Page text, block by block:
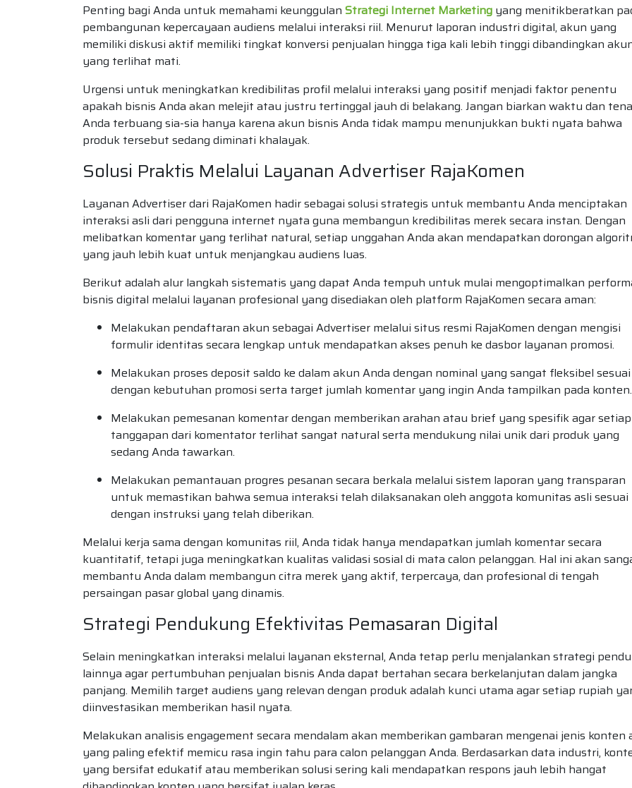
Penting bagi Anda untuk memahami keunggulan Strategi Internet Marketing yang menitikberatkan
pembangunan kepercayaan audiens melalui interaksi riil. Menurut laporan industri digital, akun yang
memiliki diskusi aktif memiliki tingkat konversi penjualan hingga tiga kali lebih tinggi dibandingkan
yang terlihat mati.
Urgensi untuk meningkatkan kredibilitas profil melalui interaksi yang positif menjadi faktor penentu
apakah bisnis Anda akan melejit atau justru tertinggal jauh di belakang. Jangan biarkan waktu dan
Anda terbuang sia-sia hanya karena akun bisnis Anda tidak mampu menunjukkan bukti nyata bahwa
produk tersebut sedang diminati khalayak.
Solusi Praktis Melalui Layanan Advertiser RajaKomen
Layanan Advertiser dari RajaKomen hadir sebagai solusi strategis untuk membantu Anda menciptakan
interaksi asli dari pengguna internet nyata guna membangun kredibilitas merek secara instan. Dengan
melibatkan komentar yang terlihat natural, setiap unggahan Anda akan mendapatkan dorongan
yang jauh lebih kuat untuk menjangkau audiens luas.
Berikut adalah alur langkah sistematis yang dapat Anda tempuh untuk mulai mengoptimalkan
bisnis digital melalui layanan profesional yang disediakan oleh platform RajaKomen secara aman:
Melakukan pendaftaran akun sebagai Advertiser melalui situs resmi RajaKomen dengan mengisi
formulir identitas secara lengkap untuk mendapatkan akses penuh ke dasbor layanan promosi.
Melakukan proses deposit saldo ke dalam akun Anda dengan nominal yang sangat fleksibel sesuai
dengan kebutuhan promosi serta target jumlah komentar yang ingin Anda tampilkan pada konten.
Melakukan pemesanan komentar dengan memberikan arahan atau brief yang spesifik agar setiap
tanggapan dari komentator terlihat sangat natural serta mendukung nilai unik dari produk yang
sedang Anda tawarkan.
Melakukan pemantauan progres pesanan secara berkala melalui sistem laporan yang transparan
untuk memastikan bahwa semua interaksi telah dilaksanakan oleh anggota komunitas asli sesuai
dengan instruksi yang telah diberikan.
Melalui kerja sama dengan komunitas riil, Anda tidak hanya mendapatkan jumlah komentar secara
kuantitatif, tetapi juga meningkatkan kualitas validasi sosial di mata calon pelanggan. Hal ini akan
membantu Anda dalam membangun citra merek yang aktif, terpercaya, dan profesional di tengah
persaingan pasar global yang dinamis.
Strategi Pendukung Efektivitas Pemasaran Digital
Selain meningkatkan interaksi melalui layanan eksternal, Anda tetap perlu menjalankan strategi
lainnya agar pertumbuhan penjualan bisnis Anda dapat bertahan secara berkelanjutan dalam jangka
panjang. Memilih target audiens yang relevan dengan produk adalah kunci utama agar setiap rupiah
diinvestasikan memberikan hasil nyata.
Melakukan analisis engagement secara mendalam akan memberikan gambaran mengenai jenis konten
yang paling efektif memicu rasa ingin tahu para calon pelanggan Anda. Berdasarkan data industri,
yang bersifat edukatif atau memberikan solusi sering kali mendapatkan respons jauh lebih hangat